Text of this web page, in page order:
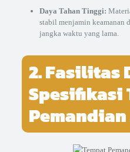
Daya Tahan Tinggi:
stabil menjamin keamanan
jangka waktu yang lama.
2. Fasilitas
Spesifikasi